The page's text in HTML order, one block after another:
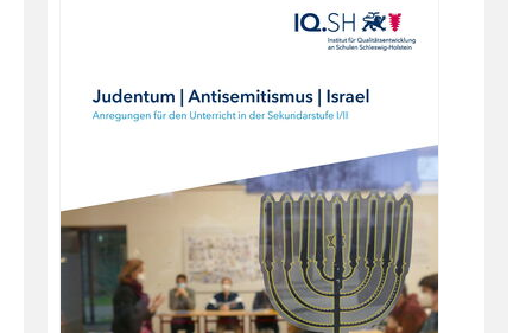
Unterrichtsfächer
Darstellendes Spiel
Dänisch
Deutsch